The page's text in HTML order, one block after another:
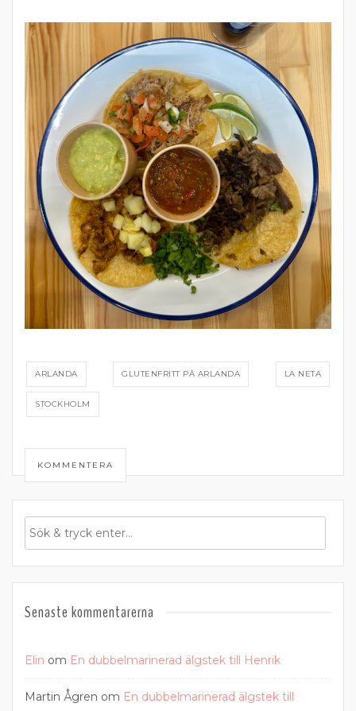
ARLANDA GLUTENFRITT PÅ ARLANDA LA NETA
STOCKHOLM
KOMMENTERA
Senaste kommentarerna
Elin om En dubbelmarinerad älgstek till Henrik
Martin Ågren om En dubbelmarinerad älgstek till